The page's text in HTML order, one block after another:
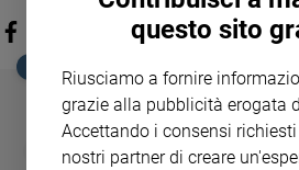
€ 34,80
€ 21,90 37%
FAMIGLIA
€ 104,00 €
questo sito
Riusciamo a fornire
grazie alla pubblicità erogata
Accettando i consensi
nostri partner di creare